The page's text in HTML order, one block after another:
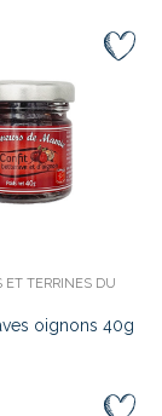
ET TERRINES DU
oignons 40g